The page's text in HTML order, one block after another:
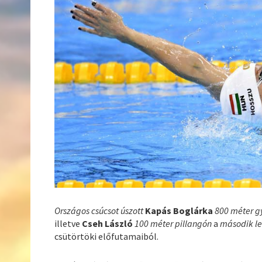
Országos csúcsot úszottKapás Boglárka 800 méter
illetve Cseh László 100 méter pillangónamásodik
csütörtöki előfutamaiból.